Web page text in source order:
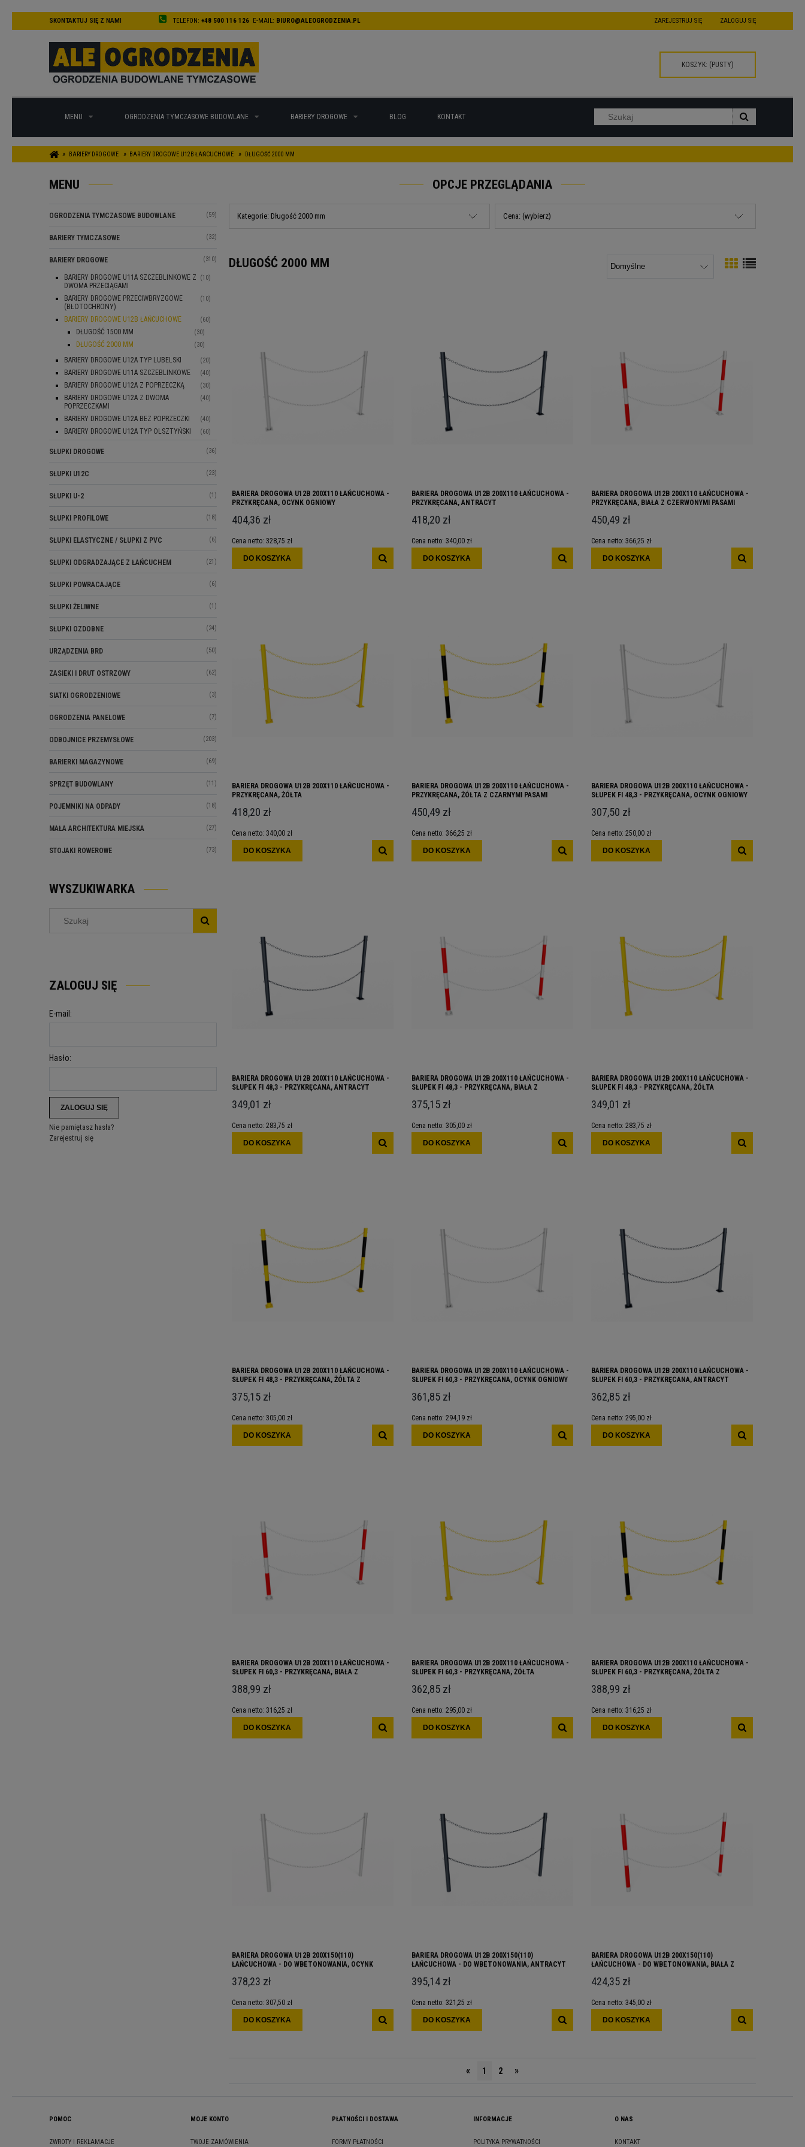
SKONTAKTUJ SIĘ Z NAMI TELEFON: +48 500 116 126 E-MAIL: BIURO@ALEOGRODZENIA.PL ZAREJESTRUJ SIĘ ZALOGUJ SIĘ
KOSZYK: (PUSTY)
MENU OGRODZENIA TYMCZASOWE BUDOWLANE BARIERY DROGOWE BLOG KONTAKT
» BARIERY DROGOWE » BARIERY DROGOWE U12B ŁAŃCUCHOWE » DŁUGOŚĆ 2000 MM
MENU
OGRODZENIA TYMCZASOWE BUDOWLANE (59)
BARIERY TYMCZASOWE (32)
BARIERY DROGOWE (310)
BARIERY DROGOWE U11A SZCZEBLINKOWE Z
DWOMA PRZECIĄGAMI
(10)
BARIERY DROGOWE PRZECIWBRYZGOWE
(BŁOTOCHRONY)
(10)
BARIERY DROGOWE U12B ŁAŃCUCHOWE (60)
DŁUGOŚĆ 1500 MM (30)
DŁUGOŚĆ 2000 MM (30)
BARIERY DROGOWE U12A TYP LUBELSKI (20)
BARIERY DROGOWE U11A SZCZEBLINKOWE (40)
BARIERY DROGOWE U12A Z POPRZECZKĄ (30)
BARIERY DROGOWE U12A Z DWOMA
POPRZECZKAMI
(40)
BARIERY DROGOWE U12A BEZ POPRZECZKI (40)
BARIERY DROGOWE U12A TYP OLSZTYŃSKI (60)
SŁUPKI DROGOWE (36)
SŁUPKI U12C (23)
SŁUPKI U-2 (1)
SŁUPKI PROFILOWE (18)
SŁUPKI ELASTYCZNE / SŁUPKI Z PVC (6)
SŁUPKI ODGRADZAJĄCE Z ŁAŃCUCHEM (21)
SŁUPKI POWRACAJĄCE (6)
SŁUPKI ŻELIWNE (1)
SŁUPKI OZDOBNE (24)
URZĄDZENIA BRD (50)
ZASIEKI I DRUT OSTRZOWY (62)
SIATKI OGRODZENIOWE (3)
OGRODZENIA PANELOWE (7)
ODBOJNICE PRZEMYSŁOWE (203)
BARIERKI MAGAZYNOWE (69)
SPRZĘT BUDOWLANY (11)
POJEMNIKI NA ODPADY (18)
MAŁA ARCHITEKTURA MIEJSKA (27)
STOJAKI ROWEROWE (73)
WYSZUKIWARKA
ZALOGUJ SIĘ
E-mail:
Hasło:
ZALOGUJ SIĘ
Nie pamiętasz hasła?
Zarejestruj się
OPCJE PRZEGLĄDANIA
Kategorie: Długość 2000 mm Cena: (wybierz)
DŁUGOŚĆ 2000 MM
BARIERA DROGOWA U12B 200X110 ŁAŃCUCHOWA -
PRZYKRĘCANA, OCYNK OGNIOWY
404,36 zł
Cena netto: 328,75 zł
DO KOSZYKA
BARIERA DROGOWA U12B 200X110 ŁAŃCUCHOWA -
PRZYKRĘCANA, ANTRACYT
418,20 zł
Cena netto: 340,00 zł
DO KOSZYKA
BARIERA DROGOWA U12B 200X110 ŁAŃCUCHOWA -
PRZYKRĘCANA, BIAŁA Z CZERWONYMI PASAMI
450,49 zł
Cena netto: 366,25 zł
DO KOSZYKA
BARIERA DROGOWA U12B 200X110 ŁAŃCUCHOWA -
PRZYKRĘCANA, ŻÓŁTA
418,20 zł
Cena netto: 340,00 zł
DO KOSZYKA
BARIERA DROGOWA U12B 200X110 ŁAŃCUCHOWA -
PRZYKRĘCANA, ŻÓŁTA Z CZARNYMI PASAMI
450,49 zł
Cena netto: 366,25 zł
DO KOSZYKA
BARIERA DROGOWA U12B 200X110 ŁAŃCUCHOWA -
SŁUPEK FI 48,3 - PRZYKRĘCANA, OCYNK OGNIOWY
307,50 zł
Cena netto: 250,00 zł
DO KOSZYKA
BARIERA DROGOWA U12B 200X110 ŁAŃCUCHOWA -
SŁUPEK FI 48,3 - PRZYKRĘCANA, ANTRACYT
349,01 zł
Cena netto: 283,75 zł
DO KOSZYKA
BARIERA DROGOWA U12B 200X110 ŁAŃCUCHOWA -
SŁUPEK FI 48,3 - PRZYKRĘCANA, BIAŁA Z
375,15 zł
Cena netto: 305,00 zł
DO KOSZYKA
BARIERA DROGOWA U12B 200X110 ŁAŃCUCHOWA -
SŁUPEK FI 48,3 - PRZYKRĘCANA, ŻÓŁTA
349,01 zł
Cena netto: 283,75 zł
DO KOSZYKA
BARIERA DROGOWA U12B 200X110 ŁAŃCUCHOWA -
SŁUPEK FI 48,3 - PRZYKRĘCANA, ŻÓŁTA Z
375,15 zł
Cena netto: 305,00 zł
DO KOSZYKA
BARIERA DROGOWA U12B 200X110 ŁAŃCUCHOWA -
SŁUPEK FI 60,3 - PRZYKRĘCANA, OCYNK OGNIOWY
361,85 zł
Cena netto: 294,19 zł
DO KOSZYKA
BARIERA DROGOWA U12B 200X110 ŁAŃCUCHOWA -
SŁUPEK FI 60,3 - PRZYKRĘCANA, ANTRACYT
362,85 zł
Cena netto: 295,00 zł
DO KOSZYKA
BARIERA DROGOWA U12B 200X110 ŁAŃCUCHOWA -
SŁUPEK FI 60,3 - PRZYKRĘCANA, BIAŁA Z
388,99 zł
Cena netto: 316,25 zł
DO KOSZYKA
BARIERA DROGOWA U12B 200X110 ŁAŃCUCHOWA -
SŁUPEK FI 60,3 - PRZYKRĘCANA, ŻÓŁTA
362,85 zł
Cena netto: 295,00 zł
DO KOSZYKA
BARIERA DROGOWA U12B 200X110 ŁAŃCUCHOWA -
SŁUPEK FI 60,3 - PRZYKRĘCANA, ŻÓŁTA Z
388,99 zł
Cena netto: 316,25 zł
DO KOSZYKA
BARIERA DROGOWA U12B 200X150(110)
ŁAŃCUCHOWA - DO WBETONOWANIA, OCYNK
378,23 zł
Cena netto: 307,50 zł
DO KOSZYKA
BARIERA DROGOWA U12B 200X150(110)
ŁAŃCUCHOWA - DO WBETONOWANIA, ANTRACYT
395,14 zł
Cena netto: 321,25 zł
DO KOSZYKA
BARIERA DROGOWA U12B 200X150(110)
ŁAŃCUCHOWA - DO WBETONOWANIA, BIAŁA Z
424,35 zł
Cena netto: 345,00 zł
DO KOSZYKA
« 1 2 »
POMOC
ZWROTY I REKLAMACJE
MOJE KONTO
TWOJE ZAMÓWIENIA
PŁATNOŚCI I DOSTAWA
FORMY PŁATNOŚCI
INFORMACJE
POLITYKA PRYWATNOŚCI
O NAS
KONTAKT